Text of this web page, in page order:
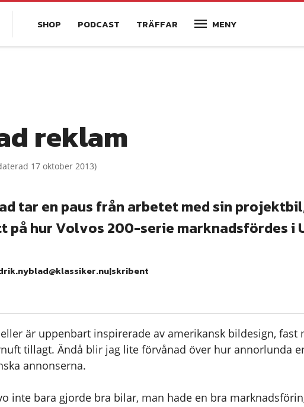
navigation
SHOP PODCAST TRÄFFAR MENY
reklam
17 oktober 2013)
tar en paus från arbetet med sin
på hur Volvos 200-serie marknadsfördes i
är uppenbart inspirerade av amerikansk bildesign, fast
tillagt. Ändå blir jag lite förvånad över hur annorlunda
annonserna.
inte bara gjorde bra bilar, man hade en bra